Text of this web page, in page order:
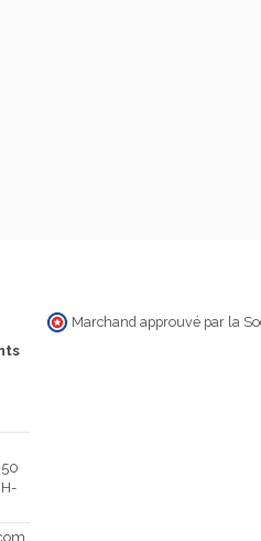
Marchand approuvé par la